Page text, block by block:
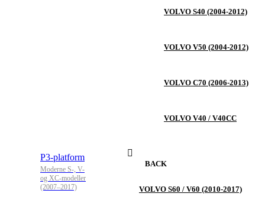
VOLVO S40 (2004-2012)
VOLVO V50 (2004-2012)
VOLVO C70 (2006-2013)
VOLVO V40 / V40CC
P3-platform
Moderne S-, V-
og XC-modeller
(2007–2017)
BACK
VOLVO S60 / V60 (2010-2017)